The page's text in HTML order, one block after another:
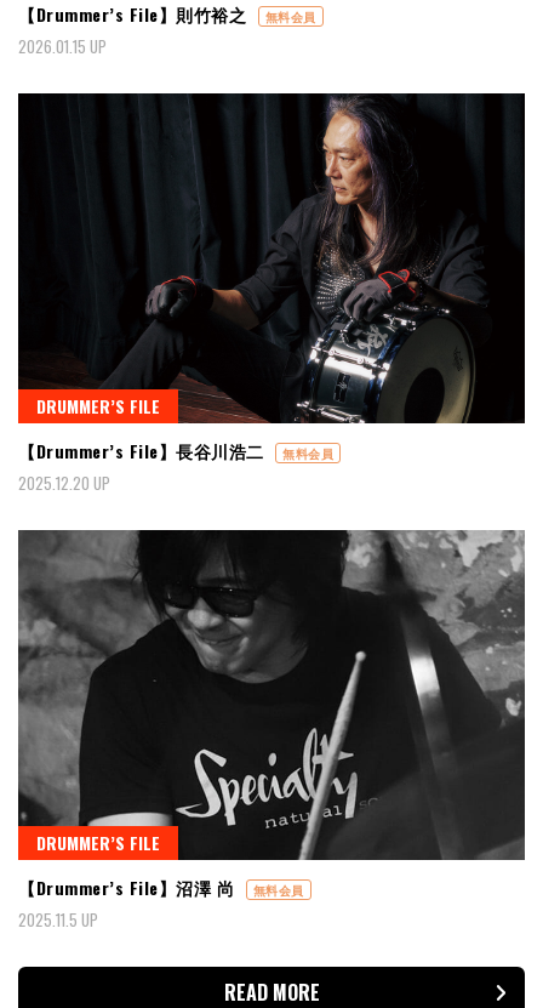
【Drummer’s File】則竹裕之
無料会員
2026.01.15 UP
DRUMMER’S FILE
【Drummer’s File】長谷川浩二
無料会員
2025.12.20 UP
DRUMMER’S FILE
【Drummer’s File】沼澤 尚
無料会員
2025.11.5 UP
READ MORE